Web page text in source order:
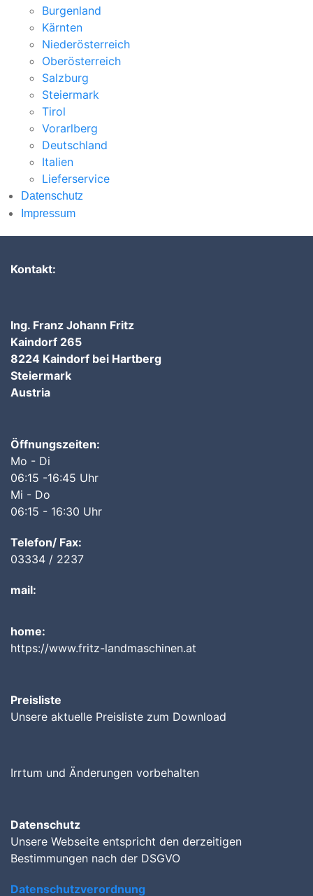
Burgenland
Kärnten
Niederösterreich
Oberösterreich
Salzburg
Steiermark
Tirol
Vorarlberg
Deutschland
Italien
Lieferservice
Datenschutz
Impressum
Kontakt:
Ing. Franz Johann Fritz
Kaindorf 265
8224 Kaindorf bei Hartberg
Steiermark
Austria
Öffnungszeiten:
Mo - Di
06:15 -16:45 Uhr
Mi - Do
06:15 - 16:30 Uhr
Telefon/ Fax:
03334 / 2237
mail:
home:
https://www.fritz-landmaschinen.at
Preisliste
Unsere aktuelle Preisliste zum Download
Irrtum und Änderungen vorbehalten
Datenschutz
Unsere Webseite entspricht den derzeitigen
Bestimmungen nach der DSGVO
Datenschutzverordnung